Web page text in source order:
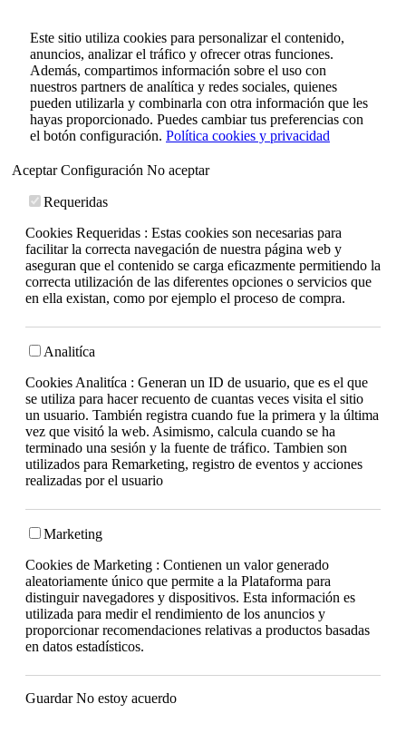
Este sitio utiliza cookies para personalizar el contenido,
anuncios, analizar el tráfico y ofrecer otras funciones.
Además, compartimos información sobre el uso con
nuestros partners de analítica y redes sociales, quienes
pueden utilizarla y combinarla con otra información que les
hayas proporcionado. Puedes cambiar tus preferencias con
el botón configuración. Política cookies y privacidad
AceptarConfiguración No aceptar
Requeridas
Cookies Requeridas : Estas cookies son necesarias para
facilitar la correcta navegación de nuestra página web y
aseguran que el contenido se carga eficazmente permitiendo la
correcta utilización de las diferentes opciones o servicios que
en ella existan, como por ejemplo el proceso de compra.
Analitíca
Cookies Analitíca : Generan un ID de usuario, que es el que
se utiliza para hacer recuento de cuantas veces visita el sitio
un usuario. También registra cuando fue la primera y la última
vez que visitó la web. Asimismo, calcula cuando se ha
terminado una sesión y la fuente de tráfico. Tambien son
utilizados para Remarketing, registro de eventos y acciones
realizadas por el usuario
Marketing
Cookies de Marketing : Contienen un valor generado
aleatoriamente único que permite a la Plataforma para
distinguir navegadores y dispositivos. Esta información es
utilizada para medir el rendimiento de los anuncios y
proporcionar recomendaciones relativas a productos basadas
en datos estadísticos.
GuardarNo estoy acuerdo